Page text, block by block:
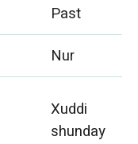
Past
Nur
Xuddi
shunday